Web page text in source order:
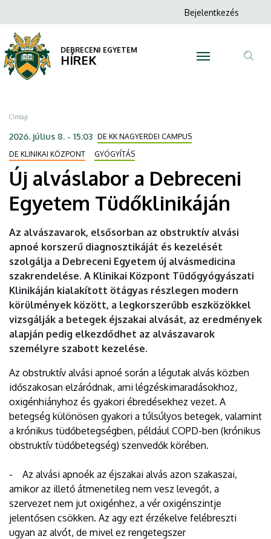
alváslabor
a
Debreceni
Egyetem
Tüdőklinikáján
DEBRECENI
EGYETEM
a
tartalomra
Anonim
menüje
Bejelentkezés
DEBRECENI EGYETEM
HÍREK
Morzsa
Címlap
2026. július 8. - 15:03 DE KK NAGYERDEI CAMPUS
DE KLINIKAI KÖZPONT
GYÓGYÍTÁS
Új alváslabor a Debreceni
Egyetem Tüdőklinikáján
Az alvászavarok, elsősorban az obstruktív alvási
apnoé korszerű diagnosztikáját és kezelését
szolgálja a Debreceni Egyetem új alvásmedicina
szakrendelése. A Klinikai Központ Tüdőgyógyászati
Klinikáján kialakított ötágyas részlegen modern
körülmények között, a legkorszerűbb eszközökkel
vizsgálják a betegek éjszakai alvását, az eredmények
alapján pedig elkezdődhet az alvászavarok
személyre szabott kezelése.
Az obstruktív alvási apnoé során a légutak alvás közben
időszakosan elzáródnak, ami légzéskimaradásokhoz,
oxigénhiányhoz és gyakori ébredésekhez vezet. A
betegség különösen gyakori a túlsúlyos betegek, valamint
a krónikus tüdőbetegségben, például COPD-ben (krónikus
obstruktív tüdőbetegség) szenvedők körében.
- Az alvási apnoék az éjszakai alvás azon szakaszai,
amikor az illető átmenetileg nem vesz levegőt, a
szervezet nem jut oxigénhez, a vér oxigénszintje
jelentősen csökken. Az agy ezt érzékelve felébreszti
ugyan az alvót, de mivel ez rengetegszer